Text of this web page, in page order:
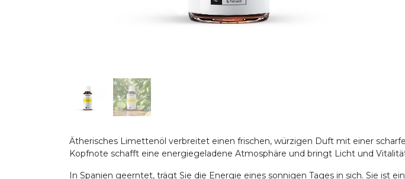
Ätherisches Limettenöl verbreitet einen frischen, würzigen Duft mit einer
Kopfnote schafft eine energiegeladene Atmosphäre und bringt Licht und
In Spanien geerntet, trägt Sie die Energie eines sonnigen Tages in sich. Sie ist